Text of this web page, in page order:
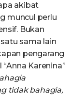
akibat
muncul perlu
Bukan
sama lain
pengarang
Karenina”
tidak bahagia,